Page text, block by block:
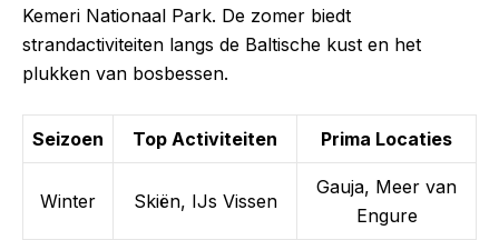
Kemeri Nationaal Park. De zomer biedt
strandactiviteiten langs de Baltische kust en het
plukken van bosbessen.
Seizoen Top Activiteiten Prima Locaties
Winter Skiën, IJs Vissen
Gauja, Meer van
Engure